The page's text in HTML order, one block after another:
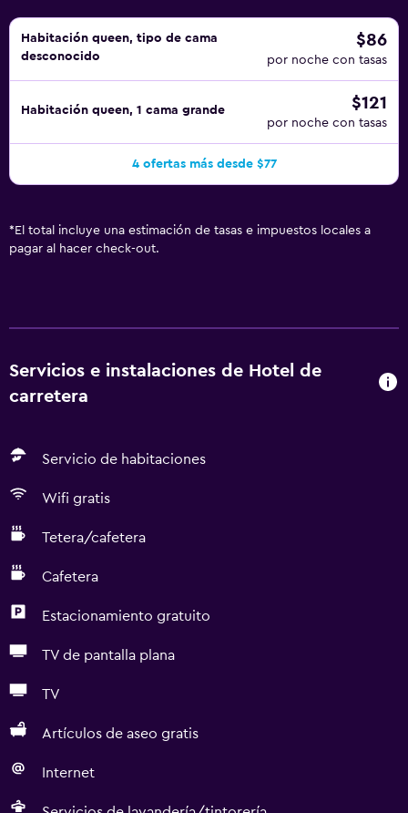
Habitación queen, tipo de cama
desconocido
$86
por noche con tasas
Habitación queen, 1 cama grande $121
por noche con tasas
4 ofertas más desde $77
* El total incluye una estimación de tasas e impuestos locales a
pagar al hacer check-out.
Servicios e instalaciones de Hotel de
carretera
Servicio de habitaciones
Wifi gratis
Tetera/cafetera
Cafetera
Estacionamiento gratuito
TV de pantalla plana
TV
Artículos de aseo gratis
Internet